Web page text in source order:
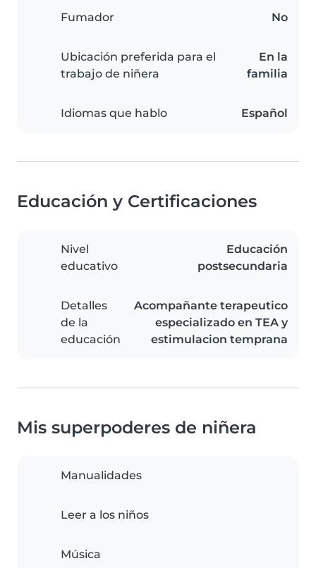
Fumador No
Ubicación preferida para el
trabajo de niñera
En la
familia
Idiomas que hablo Español
Educación y Certificaciones
Nivel
educativo
Educación
postsecundaria
Detalles
de la
educación
Acompañante terapeutico
especializado en TEA y
estimulacion temprana
Mis superpoderes de niñera
Manualidades
Leer a los niños
Música